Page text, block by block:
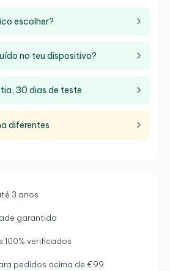
escolher?
no teu dispositivo?
30 dias de teste
diferentes
3 anos
garantida
100% verificados
pedidos acima de €99